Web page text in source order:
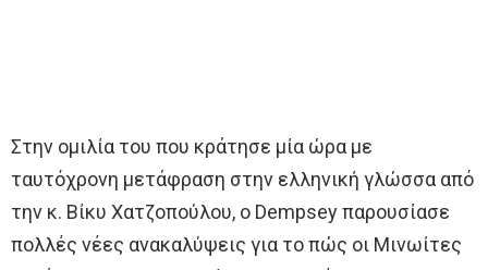
Στην ομιλία του που κράτησε μία ώρα με
ταυτόχρονη μετάφραση στην ελληνική γλώσσα από
την κ. Βίκυ Χατζοπούλου, ο Dempsey παρουσίασε
πολλές νέες ανακαλύψεις για το πώς οι Μινωίτες